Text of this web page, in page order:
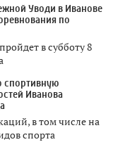
Уводи в Иванове
по
в субботу 8
Иванова
в том числе на
спорта